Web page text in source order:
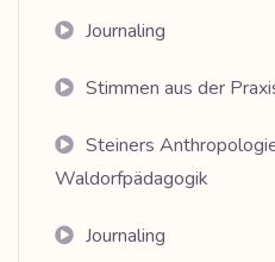
Journaling
Stimmen aus der
Steiners
Waldorfpädagogik
Journaling